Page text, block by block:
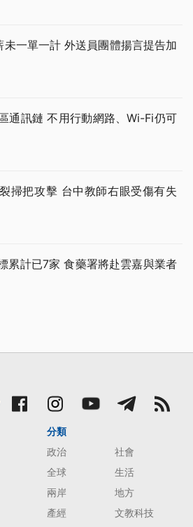
一單一計 外送員團體揚言提告加
通訊鏈 不用行動網路、Wi-Fi仍可
掃把攻擊 台中教師右眼受傷有失
累計已7家 食藥署將赴雲嘉與業者
分類
政治
社會
全球
生活
兩岸
地方
產經
文教科技